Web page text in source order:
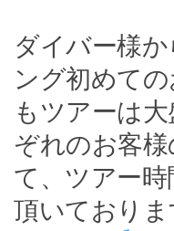
ダイバー様
ング初めて
もツアーは
ぞれのお客
て、ツアー
頂いており